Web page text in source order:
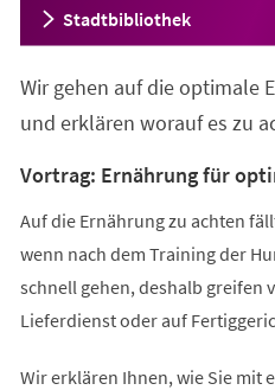
Stadtbibliothek
Wir gehen auf die optimale
und erklären worauf es zu
Vortrag: Ernährung für
Auf die Ernährung zu achten
wenn nach dem Training der
schnell gehen, deshalb greifen
Lieferdienst oder auf
Wir erklären Ihnen, wie Sie mit